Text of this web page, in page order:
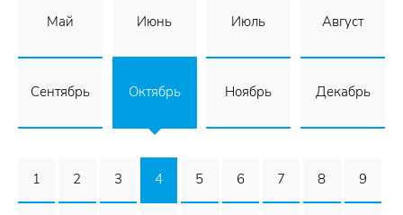
Май Июнь Июль Август
Сентябрь Октябрь Ноябрь Декабрь
1 2 3 4 5 6 7 8 9